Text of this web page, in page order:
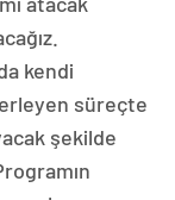
kendi
süreçte
şekilde